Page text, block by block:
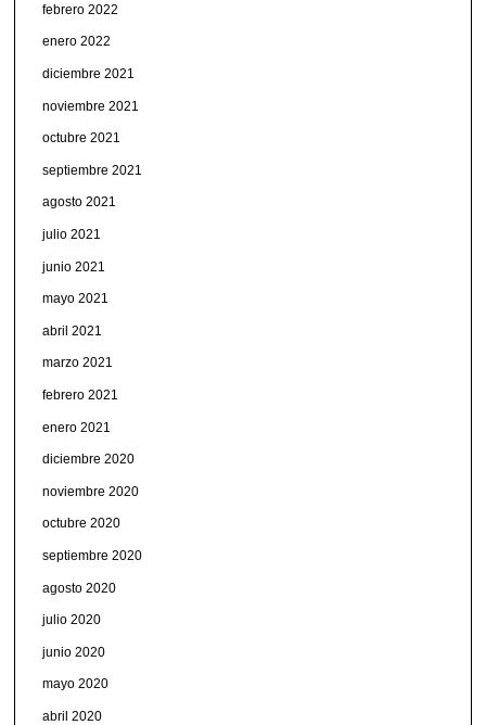
febrero 2022
enero 2022
diciembre 2021
noviembre 2021
octubre 2021
septiembre 2021
agosto 2021
julio 2021
junio 2021
mayo 2021
abril 2021
marzo 2021
febrero 2021
enero 2021
diciembre 2020
noviembre 2020
octubre 2020
septiembre 2020
agosto 2020
julio 2020
junio 2020
mayo 2020
abril 2020